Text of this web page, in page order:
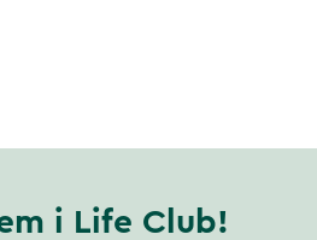
i Life Club!